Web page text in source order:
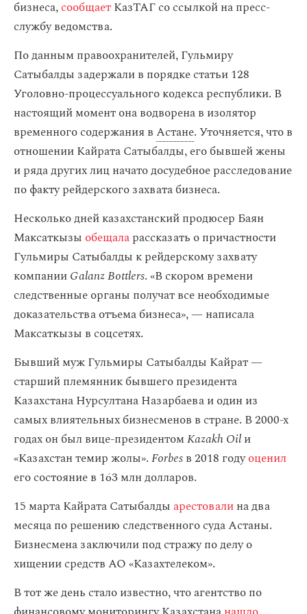
бизнеса,сообщаетКазТАГ со ссылкой на пресс-
службу ведомства.
По данным правоохранителей, Гульмиру
Сатыбалды задержали в порядке статьи 128
Уголовно-процессуального кодекса республики. В
настоящий момент она водворена в изолятор
временного содержания вАстане. Уточняется, что в
отношении Кайрата Сатыбалды, его бывшей жены
и ряда других лиц начато досудебное расследование
по факту рейдерского захвата бизнеса.
Несколько дней казахстанский продюсер Баян
Максаткызы обещаларассказать о причастности
Гульмиры Сатыбалды к рейдерскому захвату
компанииGalanz Bottlers. «В скором времени
следственные органы получат все необходимые
доказательства отъема бизнеса», — написала
Максаткызы в соцсетях.
Бывший муж Гульмиры Сатыбалды Кайрат —
старший племянник бывшего президента
Казахстана Нурсултана Назарбаева и один из
самых влиятельных бизнесменов в стране. В 2000-х
годах он был вице-президентомKazakh Oilи
«Казахстан темир жолы».Forbesв 2018 годуоценил
его состояние в 163 млн долларов.
15 марта Кайрата Сатыбалдыарестовалина два
месяца по решению следственного суда Астаны.
Бизнесмена заключили под стражу по делу о
хищении средств АО «Казахтелеком».
В тот же день стало известно, что агентство по